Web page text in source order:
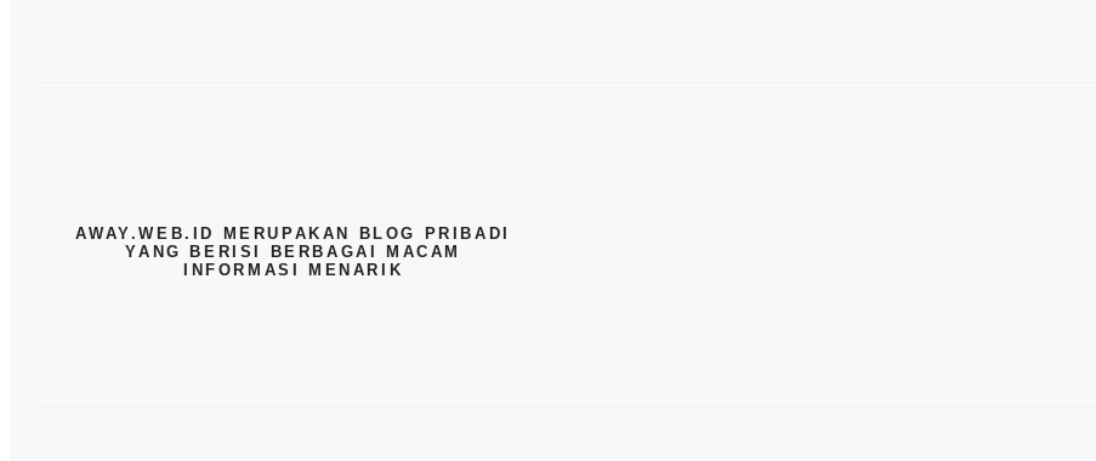
AWAY.WEB.ID MERUPAKAN BLOG PRIBADI
YANG BERISI BERBAGAI MACAM
INFORMASI MENARIK